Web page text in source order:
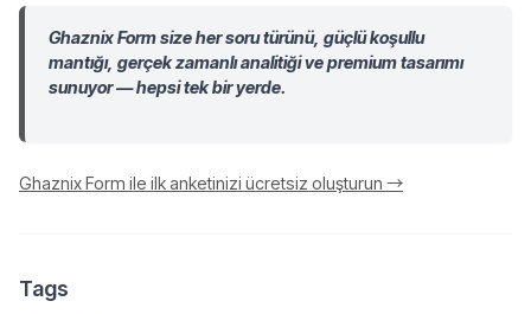
Ghaznix Form size her soru türünü, güçlü koşullu
mantığı, gerçek zamanlı analitiği ve premium tasarımı
sunuyor — hepsi tek bir yerde.
Ghaznix Form ile ilk anketinizi ücretsiz oluşturun →
Tags